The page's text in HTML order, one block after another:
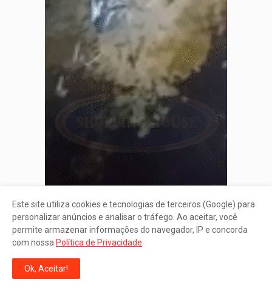
Este site utiliza cookies e tecnologias de terceiros (Google) para
personalizar anúncios e analisar o tráfego. Ao aceitar, você
permite armazenar informações do navegador, IP e concorda
com nossa Política de Privacidade
Ok, Aceitar!